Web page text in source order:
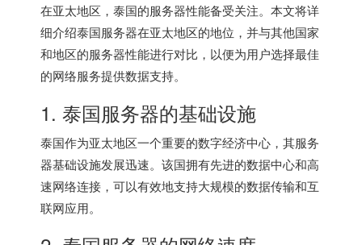
在亚太地区，泰国的服务器性能备受关注。本文将详
细介绍泰国服务器在亚太地区的地位，并与其他国家
和地区的服务器性能进行对比，以便为用户选择最佳
的网络服务提供数据支持。
1. 泰国服务器的基础设施
泰国作为亚太地区一个重要的数字经济中心，其服务
器基础设施发展迅速。该国拥有先进的数据中心和高
速网络连接，可以有效地支持大规模的数据传输和互
联网应用。